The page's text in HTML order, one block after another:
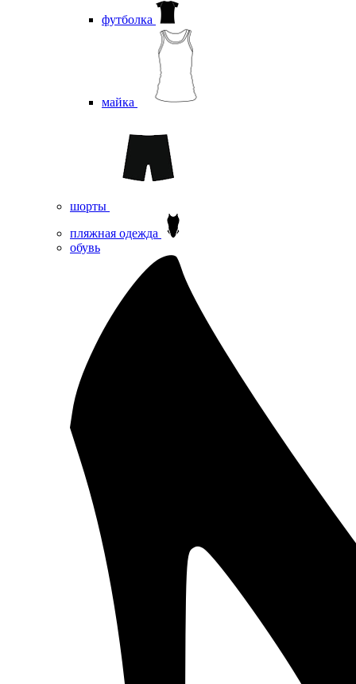
футболка
майка
шорты
пляжная одежда
oбувь